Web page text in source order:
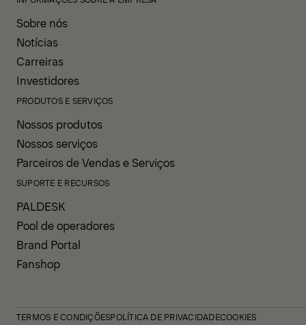
Sobre nós
Notícias
Carreiras
Investidores
PRODUTOS E SERVIÇOS
Nossos produtos
Nossos serviços
Parceiros de Vendas e Serviços
SUPORTE E RECURSOS
PALDESK
Pool de operadores
Brand Portal
Fanshop
TERMOS E CONDIÇÕESPOLÍTICA DE PRIVACIDADECOOKIES